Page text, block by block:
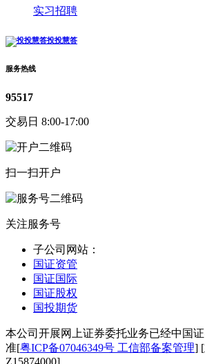
实习招聘
投投慧答
服务热线
95517
交易日 8:00-17:00
扫一扫开户
关注服务号
子公司网站：
国证资管
国证国际
国证股权
国投期货
本公司开展网上证券委托业务已经中国
准[粤ICP备07046349号 工信部备案管理]
Z15874000]